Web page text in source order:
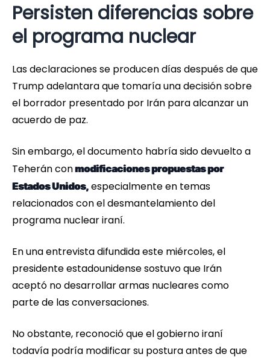
Persisten diferencias sobre
el programa nuclear
Las declaraciones se producen días después de que
Trump adelantara que tomaría una decisión sobre
el borrador presentado por Irán para alcanzar un
acuerdo de paz.
Sin embargo, el documento habría sido devuelto a
Teherán conmodificaciones propuestas por
Estados Unidos, especialmente en temas
relacionados con el desmantelamiento del
programa nuclear iraní.
En una entrevista difundida este miércoles, el
presidente estadounidense sostuvo que Irán
aceptó no desarrollar armas nucleares como
parte de las conversaciones.
No obstante, reconoció que el gobierno iraní
todavía podría modificar su postura antes de que